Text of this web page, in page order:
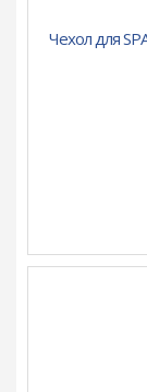
Чехол для